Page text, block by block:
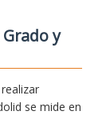
y
se mide en